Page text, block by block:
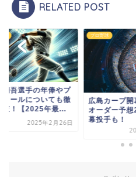
RELATED POST
翔吾選手の年俸やプ
ィールについても徹
査！【2025年最...
2025年2月26日
プロ野球
広島カープ開
オーダー予
幕投手も！